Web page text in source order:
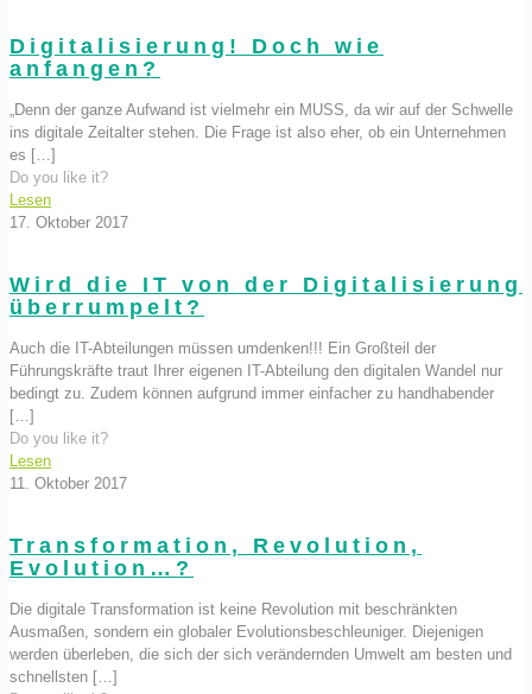
Digitalisierung! Doch wie
anfangen?
„Denn der ganze Aufwand ist vielmehr ein MUSS, da wir auf der Schwelle
ins digitale Zeitalter stehen. Die Frage ist also eher, ob ein Unternehmen
es […]
Do you like it?
Lesen
17. Oktober 2017
Wird die IT von der Digitalisierung
überrumpelt?
Auch die IT-Abteilungen müssen umdenken!!! Ein Großteil der
Führungskräfte traut Ihrer eigenen IT-Abteilung den digitalen Wandel nur
bedingt zu. Zudem können aufgrund immer einfacher zu handhabender
[…]
Do you like it?
Lesen
11. Oktober 2017
Transformation, Revolution,
Evolution…?
Die digitale Transformation ist keine Revolution mit beschränkten
Ausmaßen, sondern ein globaler Evolutionsbeschleuniger. Diejenigen
werden überleben, die sich der sich verändernden Umwelt am besten und
schnellsten […]